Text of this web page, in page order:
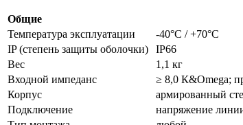
Общие
Температура эксплуатации
-40°C / +70°C
IP (степень защиты оболочки)
IP66
Вес
1,1 кг
Входной импеданс
≥ 8,0 К&Omega;
Корпус
армированный
Подключение
напряжение